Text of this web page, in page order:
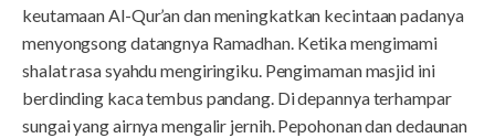
keutamaan Al-Qur’an dan meningkatkan kecintaan padanya
menyongsong datangnya Ramadhan. Ketika mengimami
shalat rasa syahdu mengiringiku. Pengimaman masjid ini
berdinding kaca tembus pandang. Di depannya terhampar
sungai yang airnya mengalir jernih. Pepohonan dan dedaunan